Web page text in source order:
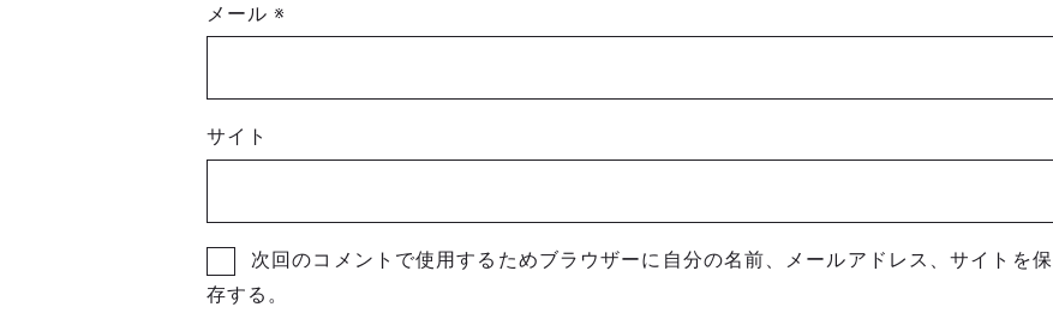
メール※
サイト
次回のコメントで使用するためブラウザーに自分の名前、メールアドレス、サイトを保
存する。